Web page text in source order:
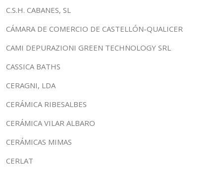
C.S.H. CABANES, SL
CÁMARA DE COMERCIO DE CASTELLÓN-QUALICER
CAMI DEPURAZIONI GREEN TECHNOLOGY SRL
CASSICA BATHS
CERAGNI, LDA
CERÁMICA RIBESALBES
CERÁMICA VILAR ALBARO
CERÁMICAS MIMAS
CERLAT